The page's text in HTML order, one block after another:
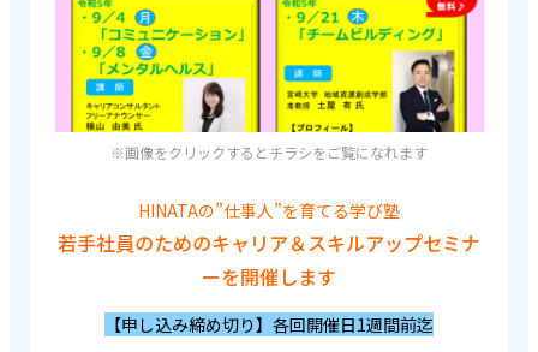
※画像をクリックするとチラシをご覧になれます
HINATAの”仕事人”を育てる学び塾
若手社員のためのキャリア＆スキルアップセミナ
ーを開催します
【申し込み締め切り】各回開催日1週間前迄